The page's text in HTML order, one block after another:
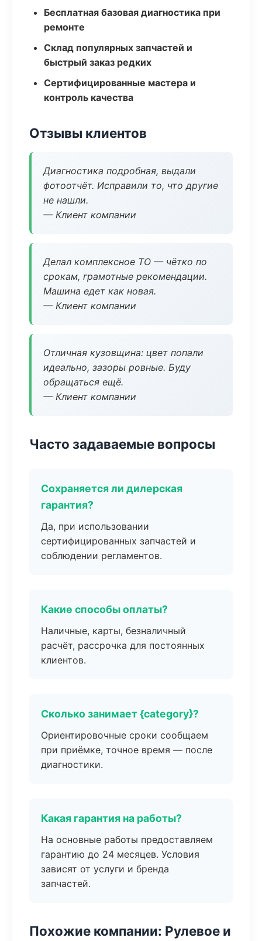
Бесплатная базовая диагностика при
ремонте
Склад популярных запчастей и
быстрый заказ редких
Сертифицированные мастера и
контроль качества
Отзывы клиентов
Диагностика подробная, выдали
фотоотчёт. Исправили то, что другие
не нашли.
— Клиент компании
Делал комплексное ТО — чётко по
срокам, грамотные рекомендации.
Машина едет как новая.
— Клиент компании
Отличная кузовщина: цвет попали
идеально, зазоры ровные. Буду
обращаться ещё.
— Клиент компании
Часто задаваемые вопросы
Сохраняется ли дилерская
гарантия?
Да, при использовании
сертифицированных запчастей и
соблюдении регламентов.
Какие способы оплаты?
Наличные, карты, безналичный
расчёт, рассрочка для постоянных
клиентов.
Сколько занимает {category}?
Ориентировочные сроки сообщаем
при приёмке, точное время — после
диагностики.
Какая гарантия на работы?
На основные работы предоставляем
гарантию до 24 месяцев. Условия
зависят от услуги и бренда
запчастей.
Похожие компании: Рулевое и